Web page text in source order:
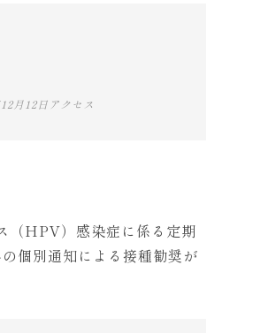
月12日アクセス
（HPV）感染症に係る定期
個別通知による接種勧奨が